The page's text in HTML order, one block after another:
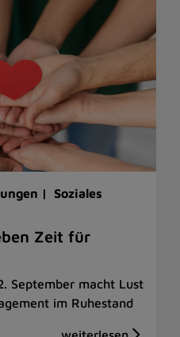
| Soziales
Zeit für
September macht Lust
im Ruhestand